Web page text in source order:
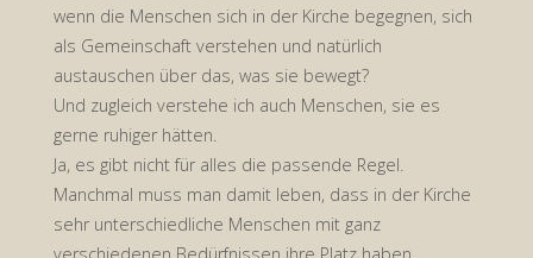
wenn die Menschen sich in der Kirche begegnen, sich
als Gemeinschaft verstehen und natürlich
austauschen über das, was sie bewegt?
Und zugleich verstehe ich auch Menschen, sie es
gerne ruhiger hätten.
Ja, es gibt nicht für alles die passende Regel.
Manchmal muss man damit leben, dass in der Kirche
sehr unterschiedliche Menschen mit ganz